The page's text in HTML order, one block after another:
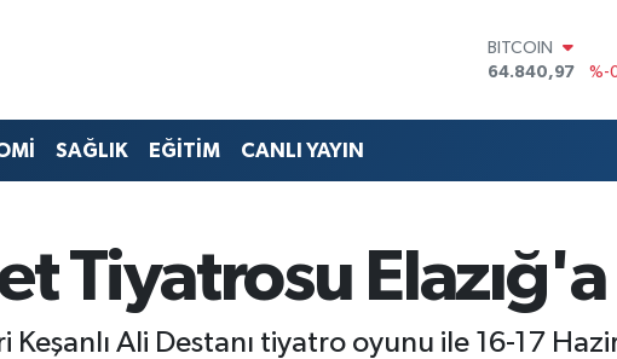
DOLAR
47,7436
%0.18
55,2510
13.779
%-14
BITCOIN
64.840,97
SAĞLIK EĞİTİM CANLI YAYIN
Tiyatrosu
Keşanlı Ali Destanı tiyatro oyunu ile 16-17